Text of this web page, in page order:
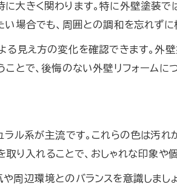
びで失敗しないための注意点
合いの組み合わせ成功術
ーションが塗装成功の鍵
シミュレーションの活用術を解説
塗装色シミュレーションのポイント
合いを見本で確かめるコツ
色でおしゃれを演出する方法
きく関わります。特に外壁塗装で
場合でも、周囲との調和を忘れずに
見え方の変化を確認できます。外
とで、後悔のない外壁リフォームにつ
ル系が主流です。これらの色は汚
取り入れることで、おしゃれな印象や
辺環境とのバランスを意識しまし